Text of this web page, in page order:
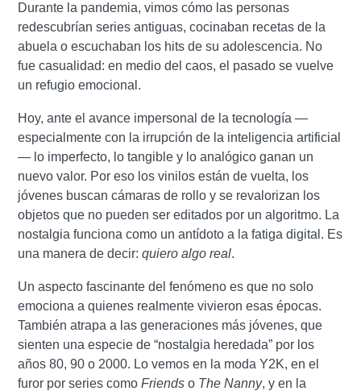
Durante la pandemia, vimos cómo las personas
redescubrían series antiguas, cocinaban recetas de la
abuela o escuchaban los hits de su adolescencia. No
fue casualidad: en medio del caos, el pasado se vuelve
un refugio emocional.
Hoy, ante el avance impersonal de la tecnología —
especialmente con la irrupción de la inteligencia artificial
— lo imperfecto, lo tangible y lo analógico ganan un
nuevo valor. Por eso los vinilos están de vuelta, los
jóvenes buscan cámaras de rollo y se revalorizan los
objetos que no pueden ser editados por un algoritmo. La
nostalgia funciona como un antídoto a la fatiga digital. Es
una manera de decir:quiero algo real.
Un aspecto fascinante del fenómeno es que no solo
emociona a quienes realmente vivieron esas épocas.
También atrapa a las generaciones más jóvenes, que
sienten una especie de “nostalgia heredada” por los
años 80, 90 o 2000. Lo vemos en la moda Y2K, en el
furor por series comoFriends o The Nanny, y en la